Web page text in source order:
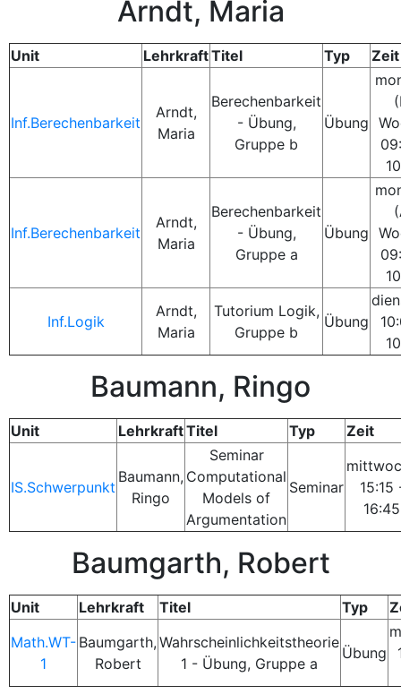
Arndt, Maria
Unit LehrkraftTitel Typ Zeit
Inf.Berechenbarkeit
Arndt,
Maria
Berechenbarkeit
- Übung,
Gruppe b
Übung
Inf.Berechenbarkeit
Arndt,
Maria
Berechenbarkeit
- Übung,
Gruppe a
Übung
Inf.Logik
Arndt,
Maria
Tutorium Logik,
Gruppe b
Übung
Baumann, Ringo
Unit LehrkraftTitel Typ Zeit
IS.Schwerpunkt
Baumann,
Ringo
Seminar
Computational
Models of
Argumentation
Seminar
15:15
16:45
Baumgarth, Robert
Unit Lehrkraft Titel Typ
Math.WT-
1
Baumgarth,
Robert
Wahrscheinlichkeitstheorie
1 - Übung, Gruppe a
Übung